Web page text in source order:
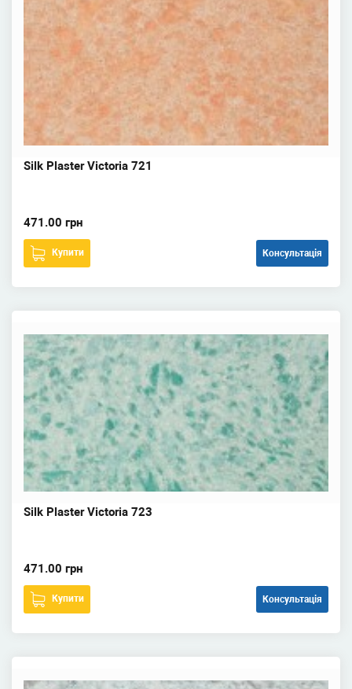
Silk Plaster Victoria 721
471.00 грн
Купити Консультація
Silk Plaster Victoria 723
471.00 грн
Купити Консультація